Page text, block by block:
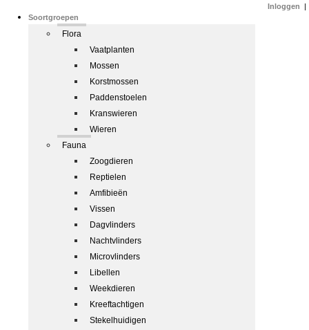
Soortgroepen
Flora
Vaatplanten
Mossen
Korstmossen
Paddenstoelen
Kranswieren
Wieren
Fauna
Zoogdieren
Reptielen
Amfibieën
Vissen
Dagvlinders
Nachtvlinders
Microvlinders
Libellen
Weekdieren
Kreeftachtigen
Stekelhuidigen
Inloggen |